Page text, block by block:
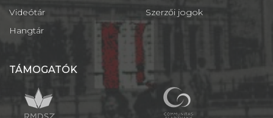
Videótár
Hangtár
Szerzői jogok
TÁMOGATÓK